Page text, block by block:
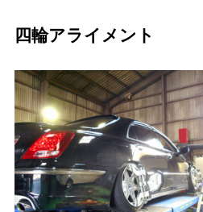
四輪アライメント